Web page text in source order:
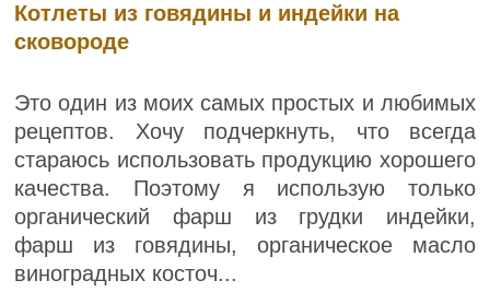
Котлеты из говядины и индейки на
сковороде
Это один из моих самых простых и любимых
рецептов. Хочу подчеркнуть, что всегда
стараюсь использовать продукцию хорошего
качества. Поэтому я использую только
органический фарш из грудки индейки,
фарш из говядины, органическое масло
виноградных косточ...